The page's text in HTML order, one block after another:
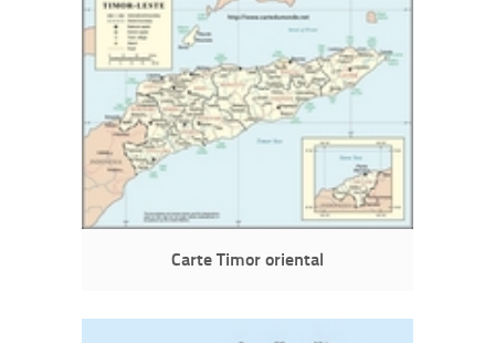
Carte Timor oriental